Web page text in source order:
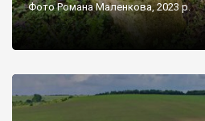
Фото Романа Маленкова, 2023 р.